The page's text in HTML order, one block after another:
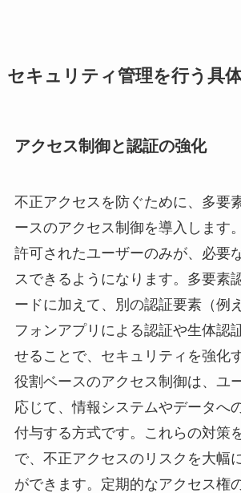
セキュリティ管理を行う具
アクセス制御と認証の強化
不正アクセスを防ぐために、多要
ースのアクセス制御を導入します
許可されたユーザーのみが、必要
スできるようになります。多要素
ードに加えて、別の認証要素（例
フォンアプリによる認証や生体認
せることで、セキュリティを強化
役割ベースのアクセス制御は、ユ
応じて、情報システムやデータへ
付与する方式です。これらの対策
で、不正アクセスのリスクを大幅
ができます。定期的なアクセス権